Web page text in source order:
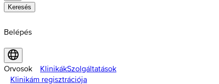
Keresés
Belépés
Orvosok KlinikákSzolgáltatások
Klinikám regisztrációja